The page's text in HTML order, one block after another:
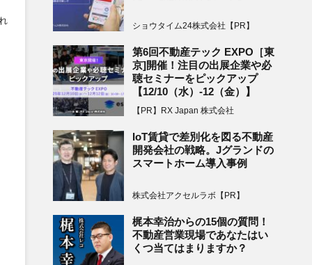
ショウタイム24株式会社【PR】
第6回不動産テック EXPO［東
京]開催！注目の出展企業や必
聴セミナーをピックアップ
【12/10（水）-12（金）】
【PR】RX Japan 株式会社
IoT賃貸で差別化を図る不動産
開発会社の戦略。Jグランドの
スマートホーム導入事例
株式会社アクセルラボ【PR】
梶本幸治からの15個の質問！
不動産営業現場であなたはい
くつ当てはまりますか？